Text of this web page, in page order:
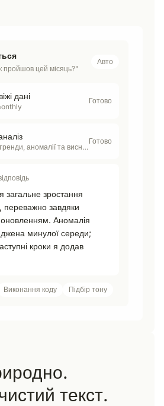
пройшов цей місяць?"
Авто
дані Готово
Порахувати тренди, аномалії та висновок
Готово
загальне зростання
переважно завдяки
Аномалія
минулої середи;
кроки я додав
Виконання коду Підбір тону
текст.